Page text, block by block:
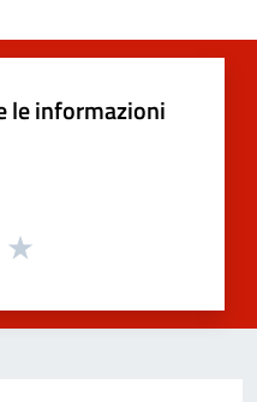
le informazioni